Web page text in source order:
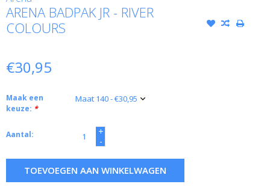
ARENA BADPAK JR - RIVER
COLOURS
€30,95
Maak een
keuze: *
Aantal:
+
-
TOEVOEGEN AAN WINKELWAGEN